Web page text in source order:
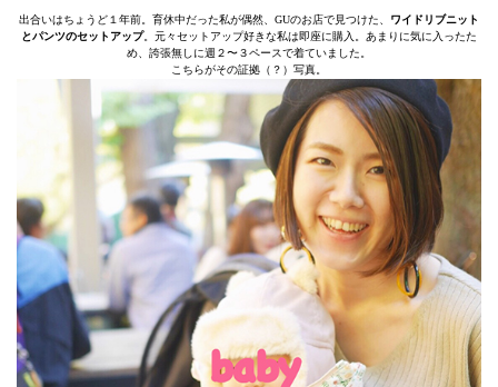
出合いはちょうど１年前。育休中だった私が偶然、GUのお店で見つけた、 ワイドリブニット
とパンツのセットアップ。元々セットアップ好きな私は即座に購入。あまりに気に入ったた
め、誇張無しに週２〜３ペースで着ていました。
こちらがその証拠（？）写真。